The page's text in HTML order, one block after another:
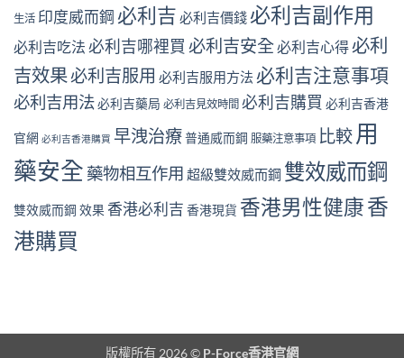
生活 印度威而鋼 必利吉 必利吉價錢 必利吉副作用
必利吉吃法 必利吉哪裡買 必利吉安全必利吉心得必利
吉效果必利吉服用 必利吉服用方法必利吉注意事項
必利吉用法必利吉藥局 必利吉見效時間 必利吉購買 必利吉香港
官網 必利吉香港購買 早洩治療普通威而鋼 服藥注意事項 比較 用
藥安全 藥物相互作用 超級雙效威而鋼 雙效威而鋼
雙效威而鋼 效果 香港必利吉 香港現貨 香港男性健康香
港購買
版權所有 2026 © P-Force香港官網